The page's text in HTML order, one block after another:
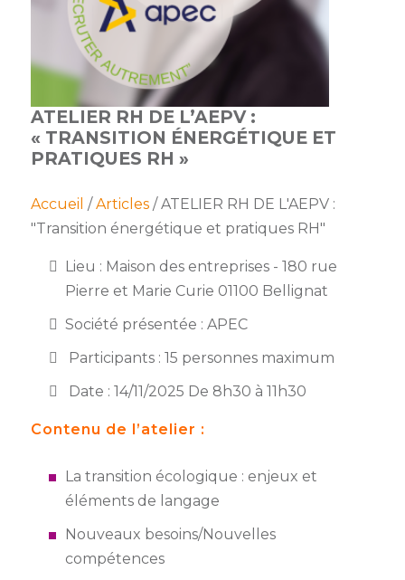
Ateliers
AEPV
Club
managers
intermédiaires
féminin
Defi
sportif
entreprises
Semaine
l’industrie
Congrès
et
Actualité
membres
Kit
de
l’adhérent
Bâtiment
Services
Dispositifs
partenaires
Offres
privilèges
Proposer
offre
privilège
CONTACT
ATELIER RH DE L’AEPV :
« TRANSITION ÉNERGÉTIQUE ET
PRATIQUES RH »
Accueil /Articles/ ATELIER RH DE L'AEPV :
"Transition énergétique et pratiques RH"
Lieu : Maison des entreprises - 180 rue
Pierre et Marie Curie 01100 Bellignat
Société présentée : APEC
Participants : 15 personnes maximum
Date : 14/11/2025 De 8h30 à 11h30
Contenu de l’atelier :
La transition écologique : enjeux et
éléments de langage
Nouveaux besoins/Nouvelles
compétences